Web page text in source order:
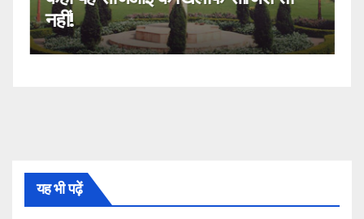
नहीं!
यह भी पढ़ें